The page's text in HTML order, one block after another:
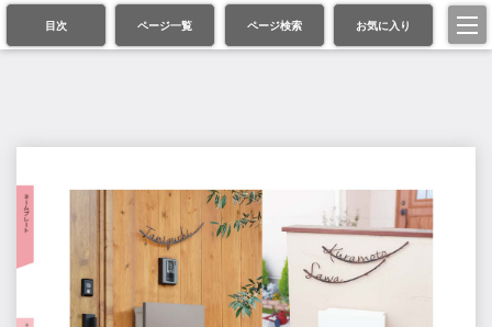
目次 ページ一覧 ページ検索 お気に入り